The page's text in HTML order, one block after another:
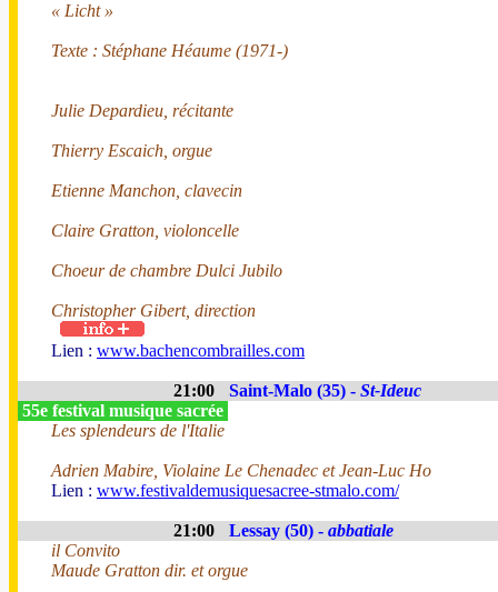
« Licht »
Texte : Stéphane Héaume (1971-)
Julie Depardieu, récitante
Thierry Escaich, orgue
Etienne Manchon, clavecin
Claire Gratton, violoncelle
Choeur de chambre Dulci Jubilo
Christopher Gibert, direction
Lien : www.bachencombrailles.com
21:00 Saint-Malo (35) - St-Ideuc
55e festival musique sacrée
Les splendeurs de l'Italie
Adrien Mabire, Violaine Le Chenadec et Jean-Luc Ho
Lien : www.festivaldemusiquesacree-stmalo.com/
21:00 Lessay (50) - abbatiale
il Convito
Maude Gratton dir. et orgue